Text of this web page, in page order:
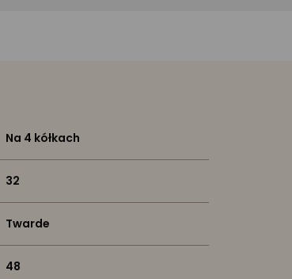
Na 4 kółkach
32
Twarde
48